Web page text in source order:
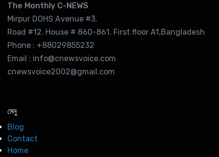
The Monthly C-NEWS
Mirpur DOHS Avenue #3.
Road #12. House # 860-861. First floor A1,Bangladesh
Phone : +88029855232
Email : info@cnewsvoice.com
cnewsvoice2002@gmail.com
মেনু
Blog
Contact
Home